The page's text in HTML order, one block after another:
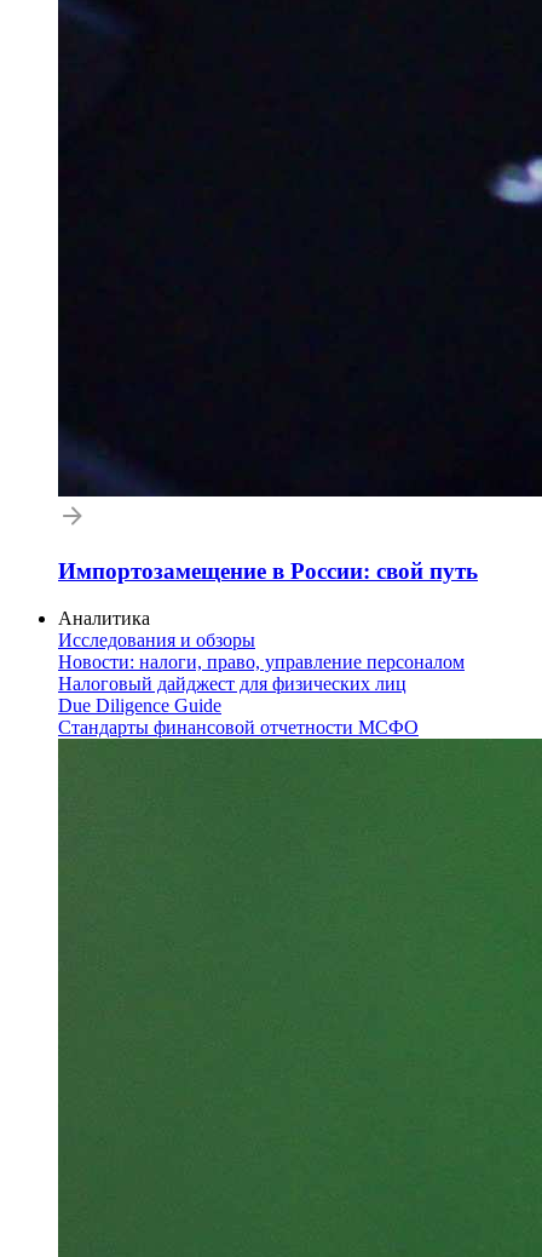
Импортозамещение в России: свой путь
Аналитика
Исследования и обзоры
Новости: налоги, право, управление персоналом
Налоговый дайджест для физических лиц
Due Diligence Guide
Стандарты финансовой отчетности МСФО